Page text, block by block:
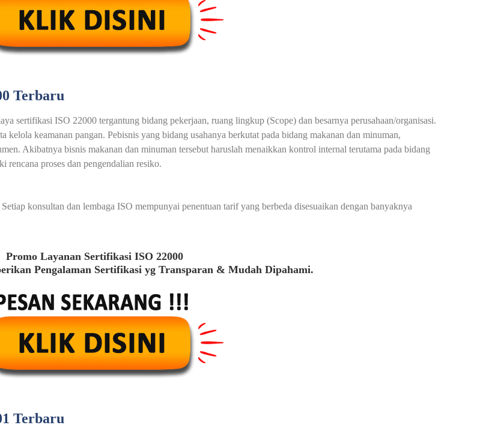
Terbaru
sertifikasi ISO 22000 tergantung bidang pekerjaan, ruang lingkup (Scope) dan besarnya perusahaan/organisasi.
kelola keamanan pangan. Pebisnis yang bidang usahanya berkutat pada bidang makanan dan minuman,
Akibatnya bisnis makanan dan minuman tersebut haruslah menaikkan kontrol internal terutama pada bidang
rencana proses dan pengendalian resiko.
konsultan dan lembaga ISO mempunyai penentuan tarif yang berbeda disesuaikan dengan banyaknya
Promo Layanan Sertifikasi ISO 22000
Pengalaman Sertifikasi yg Transparan & Mudah Dipahami.
Terbaru